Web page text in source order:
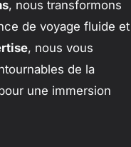
, nous transformons
de voyage fluide et
, nous vous
de la
une immersion